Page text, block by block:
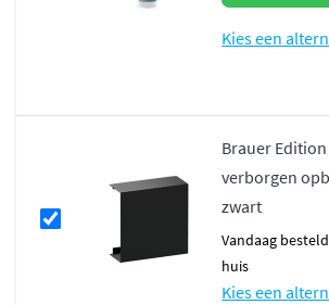
Kies een
Brauer
verborgen
zwart
vandaag besteld, maandag in
huis
Kies een